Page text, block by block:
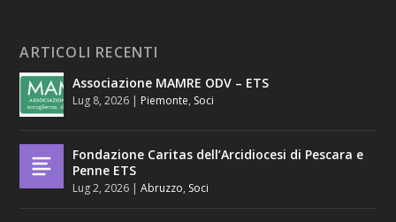
ARTICOLI RECENTI
Associazione MAMRE ODV – ETS
Lug 8, 2026 | Piemonte, Soci
Fondazione Caritas dell’Arcidiocesi di Pescara e
Penne ETS
Lug 2, 2026 |Abruzzo, Soci